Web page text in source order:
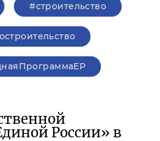
#строительство
России» в